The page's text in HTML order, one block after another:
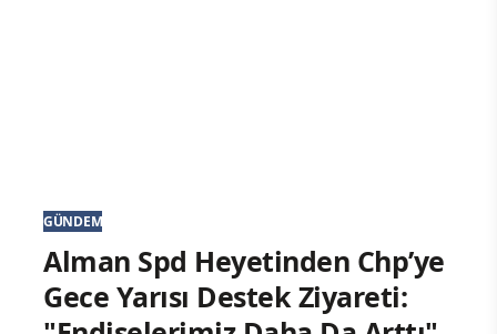
GÜNDEM
Alman Spd Heyetinden Chp’ye
Gece Yarısı Destek Ziyareti: